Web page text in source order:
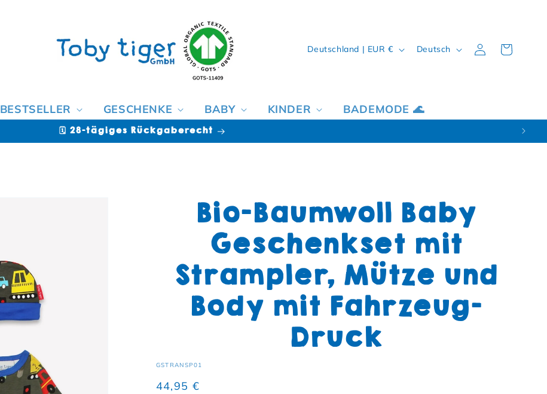
BESTSELLER GESCHENKE BABY KINDER BADEMODE 🌊
Land/Region
Deutschland | EUR € Sprache
Deutsch Einloggen
Warenkorb
🗓️ 28-tägiges Rückgaberecht
Bio-Baumwoll Baby
Geschenkset mit
Strampler, Mütze und
Body mit Fahrzeug-
Druck
SKU:
GSTRANSP01
Normaler Preis
44,95 €